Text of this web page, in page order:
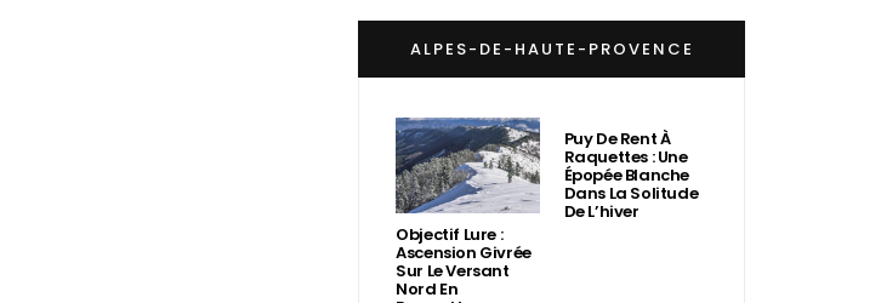
ALPES-DE-HAUTE-PROVENCE
Objectif Lure :
Ascension Givrée
Sur Le Versant
Nord En
Puy De Rent À
Raquettes : Une
Épopée Blanche
Dans La Solitude
De L’hiver